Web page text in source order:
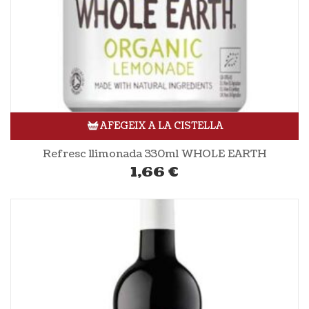
AFEGEIX A LA CISTELLA
Refresc llimonada 330ml WHOLE EARTH
1,66 €